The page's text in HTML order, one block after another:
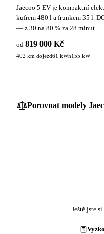
Jaecoo 5 EV je kompaktní
kufrem 480 l a frunkem 35 l.
— z 30 na 80 % za 28 minut.
od 819 000 Kč
402 km dojezd61 kWh155 kW
Porovnat modely
Ještě jste